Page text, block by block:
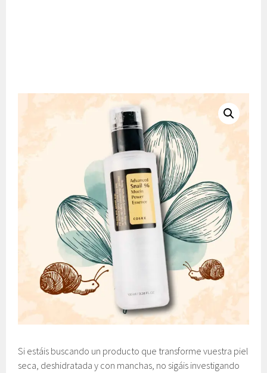
Si estáis buscando un producto que transforme vuestra piel
seca, deshidratada y con manchas, no sigáis investigando